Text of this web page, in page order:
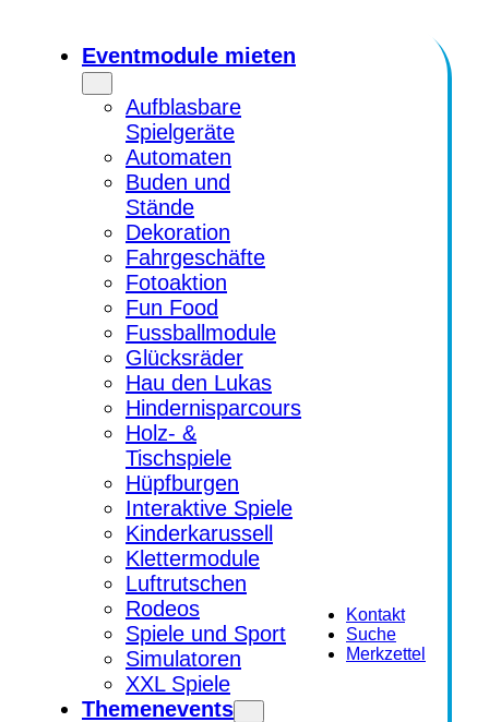
Eventmodule mieten
Aufblasbare
Spielgeräte
Automaten
Buden und
Stände
Dekoration
Fahrgeschäfte
Fotoaktion
Fun Food
Fussballmodule
Glücksräder
Hau den Lukas
Hindernisparcours
Holz- &
Tischspiele
Hüpfburgen
Interaktive Spiele
Kinderkarussell
Klettermodule
Luftrutschen
Rodeos
Spiele und Sport
Simulatoren
XXL Spiele
Themenevents
Kontakt
Suche
Merkzettel